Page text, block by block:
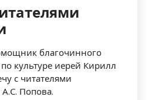
благочинного
культуре иерей Кирилл
с читателями
Попова.